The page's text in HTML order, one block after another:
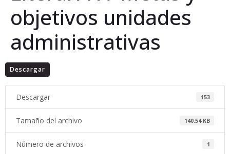
objetivos unidades
administrativas
Descargar
Descargar 153
Tamaño del archivo 140.54 KB
Número de archivos 1